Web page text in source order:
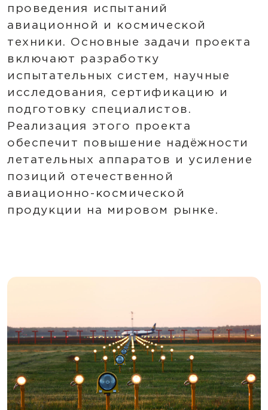
проведения испытаний
авиационной и космической
техники. Основные задачи проекта
включают разработку
испытательных систем, научные
исследования, сертификацию и
подготовку специалистов.
Реализация этого проекта
обеспечит повышение надёжности
летательных аппаратов и усиление
позиций отечественной
авиационно-космической
продукции на мировом рынке.